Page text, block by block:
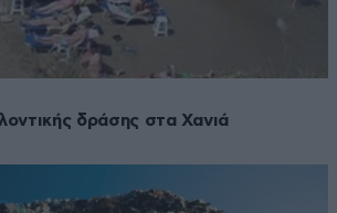
δράσης στα Χανιά